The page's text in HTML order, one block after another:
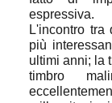
espressiva.
L'incontro
più
ultimi anni; la
timbro